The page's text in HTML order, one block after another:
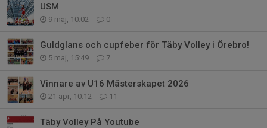
USM
9 maj, 10:02 0
Guldglans och cupfeber för Täby Volley i Örebro!
5 maj, 15:49 7
Vinnare av U16 Mästerskapet 2026
21 apr, 10:12 11
Täby Volley På Youtube